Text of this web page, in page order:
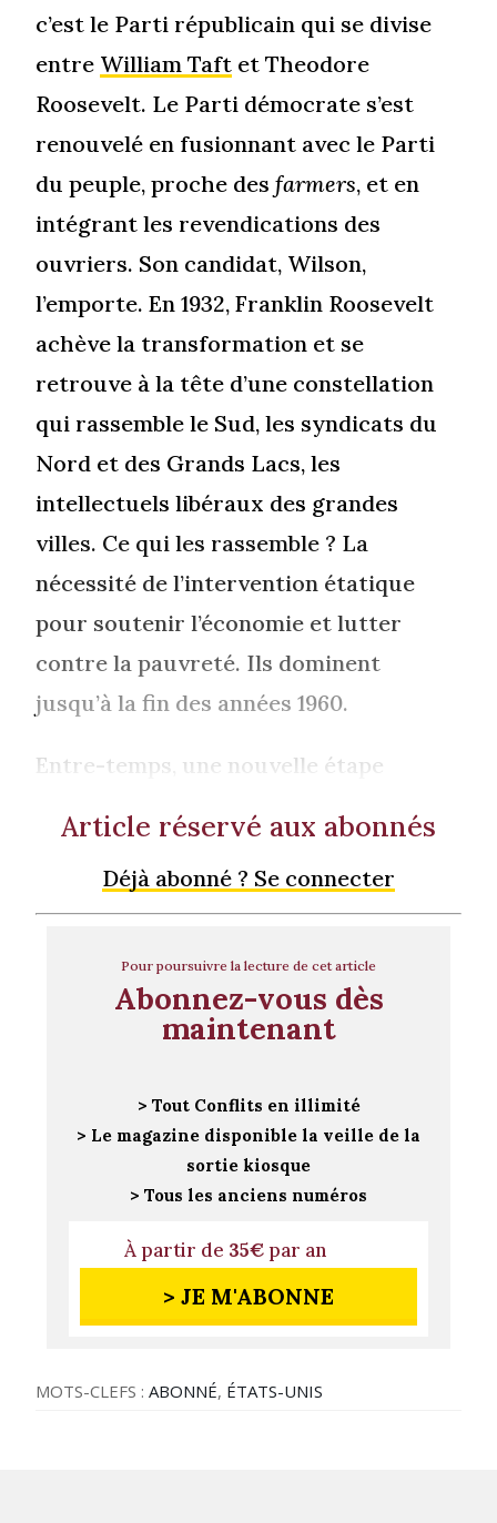
c’est le Parti républicain qui se divise
entre William Taft et Theodore
Roosevelt. Le Parti démocrate s’est
renouvelé en fusionnant avec le Parti
du peuple, proche desfarmers, et en
intégrant les revendications des
ouvriers. Son candidat, Wilson,
l’emporte. En 1932, Franklin Roosevelt
achève la transformation et se
retrouve à la tête d’une constellation
qui rassemble le Sud, les syndicats du
Nord et des Grands Lacs, les
intellectuels libéraux des grandes
villes. Ce qui les rassemble ? La
nécessité de l’intervention étatique
pour soutenir l’économie et lutter
contre la pauvreté. Ils dominent
jusqu’à la fin des années 1960.
Entre-temps, une nouvelle étape
Article réservé aux abonnés
Déjà abonné ? Se connecter
Pour poursuivre la lecture de cet article
Abonnez-vous dès
maintenant
> Tout Conflits en illimité
> Le magazine disponible la veille de la
sortie kiosque
> Tous les anciens numéros
À partir de 35€par an
> JE M'ABONNE
MOTS-CLEFS :ABONNÉ, ÉTATS-UNIS